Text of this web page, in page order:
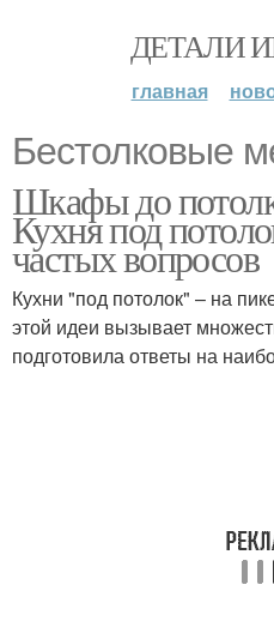
ДЕТАЛИ
главная
Бестолковые
Шкафы до
Кухня под
частых вопросов
Кухни "под потолок" – на
этой идеи вызывает
подготовила ответы на